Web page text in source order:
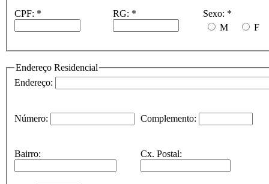
CPF: * RG: * Sexo: *
M
F
Endereço Residencial
Endereço:
Número: Complemento:
Bairro: Cx. Postal: